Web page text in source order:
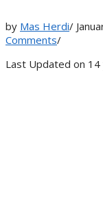
by Mas Herdi/
Comments/
Last Updated on